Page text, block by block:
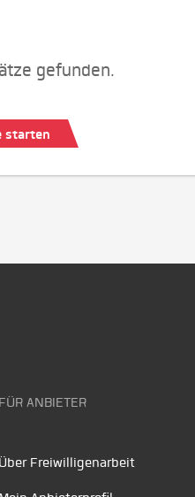
gefunden.
starten
FÜR ANBIETER
Über Freiwilligenarbeit